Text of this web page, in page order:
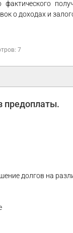
о доходах и
7
предоплаты.
долгов на